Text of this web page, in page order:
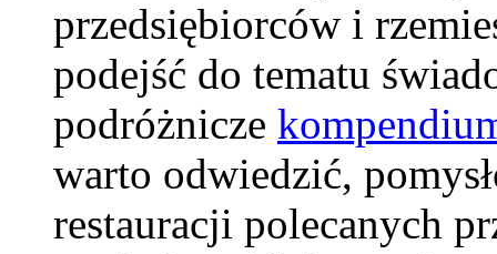
przedsiębiorców i
podejść do tematu
podróżnicze
warto odwiedzić,
restauracji polecanych